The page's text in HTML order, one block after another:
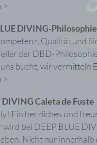
>
DIVING-Philosophie
Qualität und
der DBD-
bucht, wir vermitteln
>
DIVING Caleta de Fuste
Ein herzliches und
wird bei DEEP BLUE
Nicht nur innerhalb